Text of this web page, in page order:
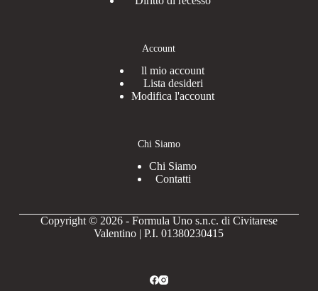
Account
ll mio account
Lista desideri
Modifica l'account
Chi Siamo
Chi Siamo
Contatti
Copyright © 2026 - Formula Uno s.n.c. di Civitarese
Valentino | P.I. 01380230415